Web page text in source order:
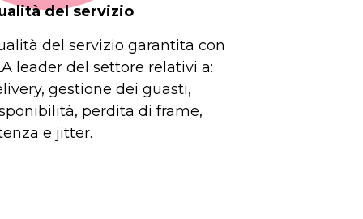
del servizio
del servizio garantita con
leader del settore relativi a:
gestione dei guasti,
perdita di frame,
e jitter.